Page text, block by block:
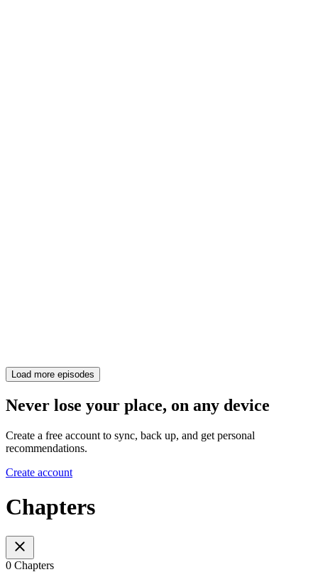
Load more episodes
Never lose your place, on any device
Create a free account to sync, back up, and get personal
recommendations.
Create account
Chapters
0 Chapters